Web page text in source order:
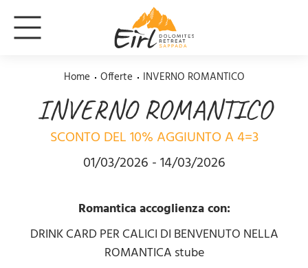
Home Offerte INVERNO ROMANTICO
INVERNO ROMANTICO
SCONTO DEL 10% AGGIUNTO A 4=3
01/03/2026 - 14/03/2026
Romantica accoglienza con:
DRINK CARD PER CALICI DI BENVENUTO NELLA
ROMANTICA stube